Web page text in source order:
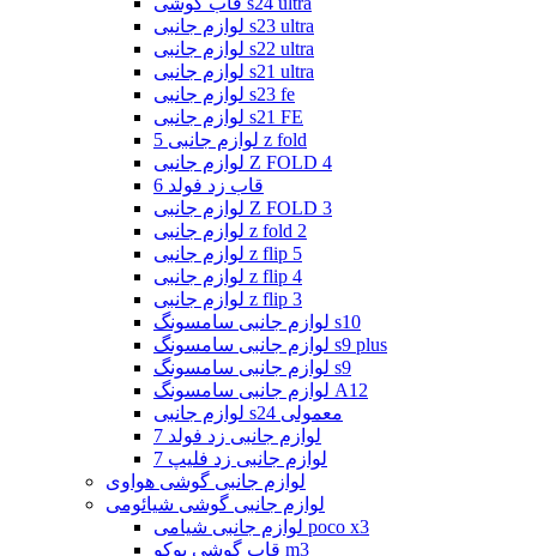
لوازم جانبی s23 ultra
لوازم جانبی s22 ultra
لوازم جانبی s21 ultra
لوازم جانبی s23 fe
لوازم جانبی s21 FE
لوازم جانبی 5 z fold
لوازم جانبی Z FOLD 4
قاب زد فولد 6
لوازم جانبی Z FOLD 3
لوازم جانبی z fold 2
لوازم جانبی z flip 5
لوازم جانبی z flip 4
لوازم جانبی z flip 3
لوازم جانبی سامسونگ s10
لوازم جانبی سامسونگ s9 plus
لوازم جانبی سامسونگ s9
لوازم جانبی سامسونگ A12
لوازم جانبی s24 معمولی
لوازم جانبی زد فولد 7
لوازم جانبی زد فلیپ 7
لوازم جانبی گوشی هواوی
لوازم جانبی گوشی شیائومی
لوازم جانبی شیامی poco x3
قاب گوشی پوکو m3